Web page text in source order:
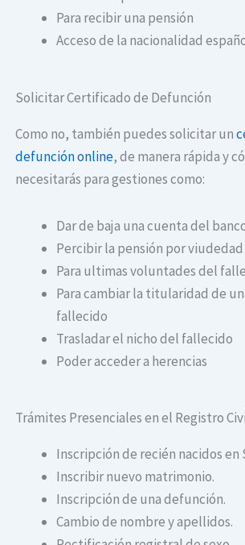
Para recibir una pensión
Acceso de la nacionalidad
Solicitar Certificado de Defunción
Como no, también puedes solicitar un
defunción online, de manera rápida y
necesitarás para gestiones como:
Dar de baja una cuenta del
Percibir la pensión por viudedad
Para ultimas voluntades del
Para cambiar la titularidad de
fallecido
Trasladar el nicho del fallecido
Poder acceder a herencias
Trámites Presenciales en el Registro
Inscripción de recién nacidos en
Inscribir nuevo matrimonio.
Inscripción de una defunción.
Cambio de nombre y apellidos.